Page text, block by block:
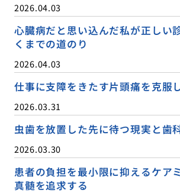
2026.04.03
心臓病だと思い込んだ私が正しい
くまでの道のり
2026.04.03
仕事に支障をきたす片頭痛を克服
2026.03.31
虫歯を放置した先に待つ現実と歯
2026.03.30
患者の負担を最小限に抑えるケア
真髄を追求する